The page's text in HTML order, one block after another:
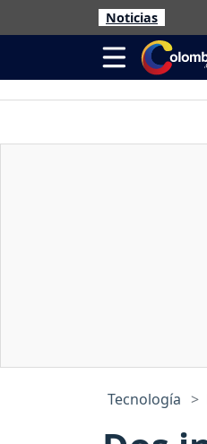
Noticias
Tecnología